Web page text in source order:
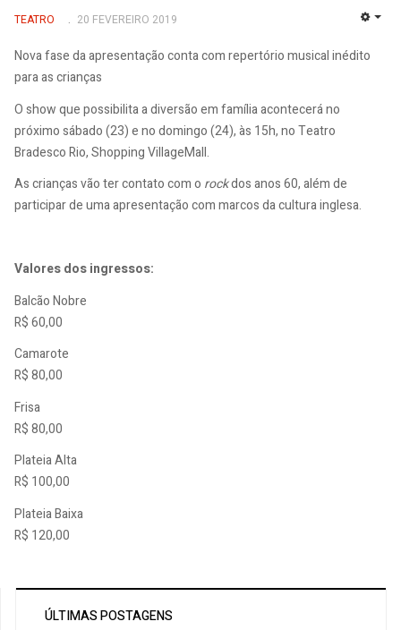
TEATRO 20 FEVEREIRO 2019
Nova fase da apresentação conta com repertório musical inédito
para as crianças
O show que possibilita a diversão em família acontecerá no
próximo sábado (23) e no domingo (24), às 15h, no Teatro
Bradesco Rio, Shopping VillageMall.
As crianças vão ter contato com o rockdos anos 60, além de
participar de uma apresentação com marcos da cultura inglesa.
Valores dos ingressos:
Balcão Nobre
R$ 60,00
Camarote
R$ 80,00
Frisa
R$ 80,00
Plateia Alta
R$ 100,00
Plateia Baixa
R$ 120,00
ÚLTIMAS POSTAGENS